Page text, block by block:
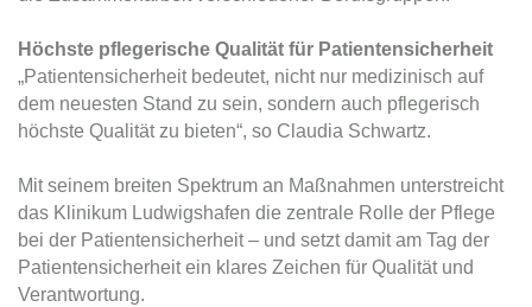
Höchste pflegerische Qualität für Patientensicherheit
„Patientensicherheit bedeutet, nicht nur medizinisch auf
dem neuesten Stand zu sein, sondern auch pflegerisch
höchste Qualität zu bieten“, so Claudia Schwartz.
Mit seinem breiten Spektrum an Maßnahmen unterstreicht
das Klinikum Ludwigshafen die zentrale Rolle der Pflege
bei der Patientensicherheit – und setzt damit am Tag der
Patientensicherheit ein klares Zeichen für Qualität und
Verantwortung.